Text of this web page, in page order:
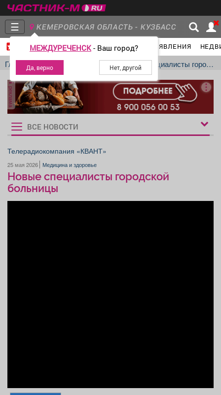
☰ КЕМЕРОВСКАЯ ОБЛАСТЬ - КУЗБАСС
МЕЖДУРЕЧЕНСК- Ваш город?
ГЛАВНАЯ ГРУППЫ НОВОСТИ ОБЪЯВЛЕНИЯ
Главная
Группы
Объявления Недвижимость Услуги
Работа Компании
Главная Медицина и здоровье Новые специалисты городской больницы
реклама
Рукбрики
новостей
ВСЕ НОВОСТИ
Телерадиокомпания «КВАНТ»
25 мая 2026 Медицина и здоровье
Новые специалисты городской
больницы